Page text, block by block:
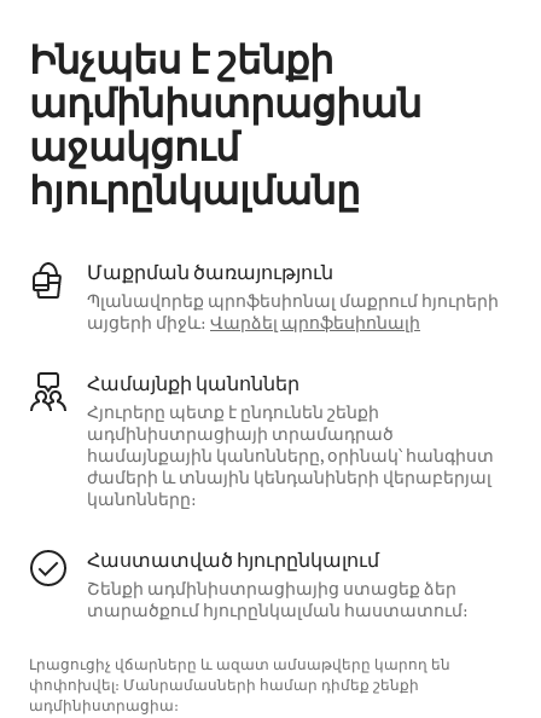
Ինչպես է շենքի
ադմինիստրացիան
աջակցում
հյուրընկալմանը
Մաքրման ծառայություն
Պլանավորեք պրոֆեսիոնալ մաքրում հյուրերի
այցերի միջև։ Վարձել պրոֆեսիոնալի
Համայնքի կանոններ
Հյուրերը պետք է ընդունեն շենքի
ադմինիստրացիայի տրամադրած
համայնքային կանոնները, օրինակ՝ հանգիստ
ժամերի և տնային կենդանիների վերաբերյալ
կանոնները։
Հաստատված հյուրընկալում
Շենքի ադմինիստրացիայից ստացեք ձեր
տարածքում հյուրընկալման հաստատում։
Լրացուցիչ վճարները և ազատ ամսաթվերը կարող են
փոփոխվել։ Մանրամասների համար դիմեք շենքի
ադմինիստրացիա։